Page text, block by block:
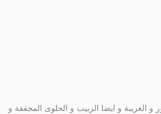
و الغريبة و ايضا الزبيب و الحلوى المجففة و